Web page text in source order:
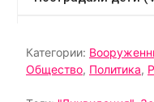
Категории:
Общество, Политика,